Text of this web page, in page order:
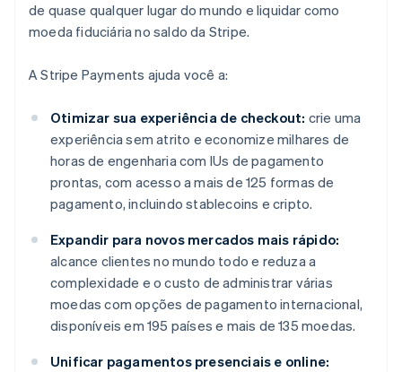
de quase qualquer lugar do mundo e liquidar como
moeda fiduciária no saldo da Stripe.
A Stripe Payments ajuda você a:
Otimizar sua experiência de checkout: crie uma
experiência sem atrito e economize milhares de
horas de engenharia com IUs de pagamento
prontas, com acesso a mais de 125 formas de
pagamento, incluindo stablecoins e cripto.
Expandir para novos mercados mais rápido:
alcance clientes no mundo todo e reduza a
complexidade e o custo de administrar várias
moedas com opções de pagamento internacional,
disponíveis em 195 países e mais de 135 moedas.
Unificar pagamentos presenciais e online: